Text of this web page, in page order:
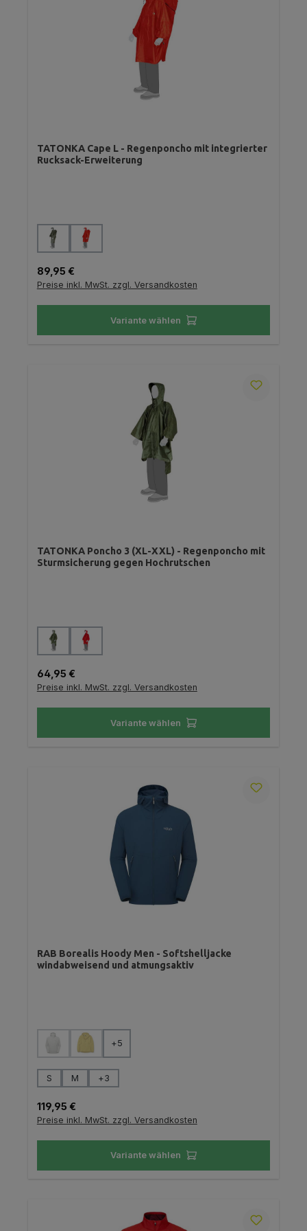
TATONKA Cape L - Regenponcho mit integrierter
Rucksack-Erweiterung
Farbe auswählen
Regulärer Preis:
89,95 €
Preise inkl. MwSt. zzgl. Versandkosten
Variante wählen
TATONKA Poncho 3 (XL-XXL) - Regenponcho mit
Sturmsicherung gegen Hochrutschen
Farbe auswählen
Regulärer Preis:
64,95 €
Preise inkl. MwSt. zzgl. Versandkosten
Variante wählen
RAB Borealis Hoody Men - Softshelljacke
windabweisend und atmungsaktiv
Farbe auswählen
(Diese Option ist zurzeit nicht verfügbar.)
(Diese Option ist zurzeit nicht verfügbar.)
+5
Größe auswählen
S M +3
Regulärer Preis:
119,95 €
Preise inkl. MwSt. zzgl. Versandkosten
Variante wählen